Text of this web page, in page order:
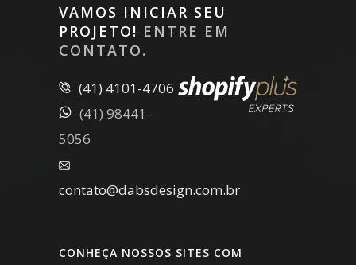
VAMOS INICIAR SEU
PROJETO! ENTRE EM
CONTATO.
(41) 4101-4706
(41) 98441-
5056
contato@dabsdesign.com.br
CONHEÇA NOSSOS SITES COM